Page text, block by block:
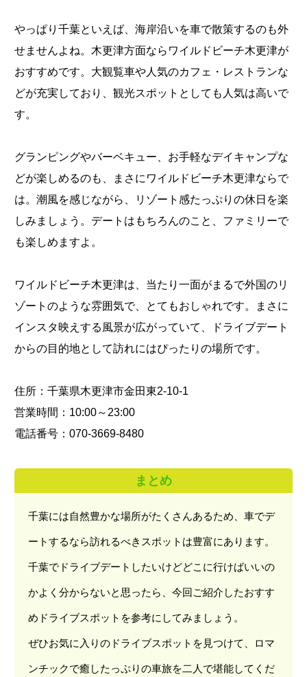
やっぱり千葉といえば、海岸沿いを車で散策するのも外
せませんよね。木更津方面ならワイルドビーチ木更津が
おすすめです。大観覧車や人気のカフェ・レストランな
どが充実しており、観光スポットとしても人気は高いで
す。
グランピングやバーベキュー、お手軽なデイキャンプな
どが楽しめるのも、まさにワイルドビーチ木更津ならで
は。潮風を感じながら、リゾート感たっぷりの休日を楽
しみましょう。デートはもちろんのこと、ファミリーで
も楽しめますよ。
ワイルドビーチ木更津は、当たり一面がまるで外国のリ
ゾートのような雰囲気で、とてもおしゃれです。まさに
インスタ映えする風景が広がっていて、ドライブデート
からの目的地として訪れにはぴったりの場所です。
住所：千葉県木更津市金田東2-10-1
営業時間：10:00～23:00
電話番号：070-3669-8480
まとめ
千葉には自然豊かな場所がたくさんあるため、車でデ
ートするなら訪れるべきスポットは豊富にあります。
千葉でドライブデートしたいけどどこに行けばいいの
かよく分からないと思ったら、今回ご紹介したおすす
めドライブスポットを参考にしてみましょう。
ぜひお気に入りのドライブスポットを見つけて、ロマ
ンチックで癒したっぷりの車旅を二人で堪能してくだ